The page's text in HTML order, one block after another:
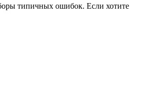
типичных ошибок. Если хотите